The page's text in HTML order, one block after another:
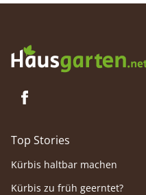
Top Stories
Kürbis haltbar machen
Kürbis zu früh geerntet?